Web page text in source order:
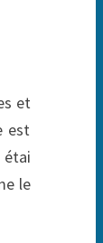
et
est
étai
le